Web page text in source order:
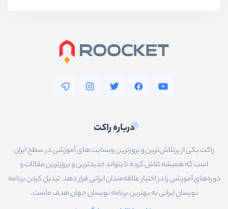
درباره راکت
راکت یکی از پرتلاش‌ترین و بروزترین وبسایت های آموزشی در سطح ایران
است که همیشه تلاش کرده تا بتواند جدیدترین و بروزترین مقالات و
دوره‌های آموزشی را در اختیار علاقه‌مندان ایرانی قرار دهد. تبدیل کردن برنامه
نویسان ایرانی به بهترین برنامه نویسان جهان هدف ماست.